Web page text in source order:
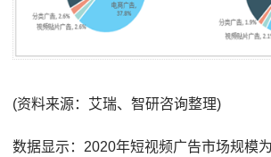
(资料来源：艾瑞、智研咨询整理)
数据显示：2020年短视频广告市场规模